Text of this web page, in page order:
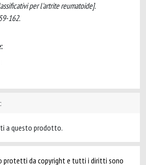
per l'artrite reumatoide].
162.
a questo prodotto.
protetti da copyright e tutti i diritti sono